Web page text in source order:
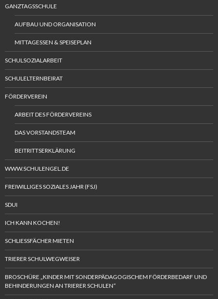
GANZTAGSSCHULE
AUFBAU UND ORGANISATION
MITTAGESSEN & SPEISEPLAN
SCHULSOZIALARBEIT
SCHULELTERNBEIRAT
FÖRDERVEREIN
ARBEIT DES FÖRDERVEREINS
DAS VORSTANDSTEAM
BEITRITTSERKLÄRUNG
WWW.SCHULENGEL.DE
FREIWILLIGES SOZIALES JAHR (FSJ)
SDUI
ICH KANN KOCHEN!
SCHLIESSFÄCHER MIETEN
TRIERER SCHULWEGWEISER
BROSCHÜRE „KINDER MIT SONDERPÄDAGOGISCHEM FÖRDERBEDARF UND
BEHINDERUNGEN AN TRIERER SCHULEN“